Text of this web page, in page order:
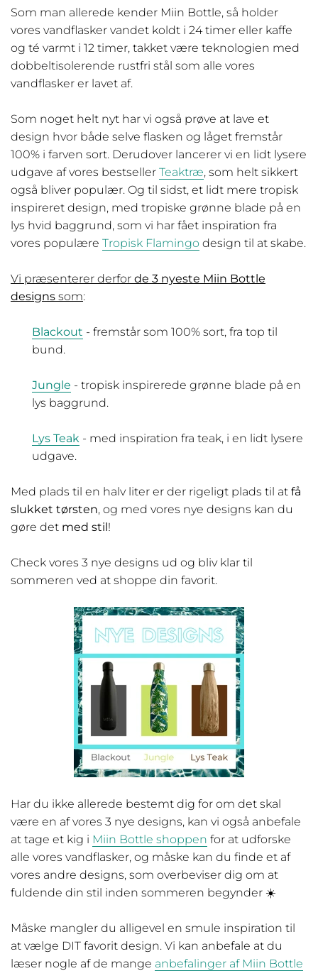
Som man allerede kender Miin Bottle, så holder
vores vandflasker vandet koldt i 24 timer eller kaffe
og té varmt i 12 timer, takket være teknologien med
dobbeltisolerende rustfri stål som alle vores
vandflasker er lavet af.
Som noget helt nyt har vi også prøve at lave et
design hvor både selve flasken og låget fremstår
100% i farven sort. Derudover lancerer vi en lidt lysere
udgave af vores bestseller Teaktræ, som helt sikkert
også bliver populær. Og til sidst, et lidt mere tropisk
inspireret design, med tropiske grønne blade på en
lys hvid baggrund, som vi har fået inspiration fra
vores populære Tropisk Flamingo design til at skabe.
Vi præsenterer derfor de 3 nyeste Miin Bottle
designs som:
Blackout - fremstår som 100% sort, fra top til
bund.
Jungle - tropisk inspirerede grønne blade på en
lys baggrund.
Lys Teak - med inspiration fra teak, i en lidt lysere
udgave.
Med plads til en halv liter er der rigeligt plads til at få
slukket tørsten, og med vores nye designs kan du
gøre det med stil!
Check vores 3 nye designs ud og bliv klar til
sommeren ved at shoppe din favorit.
Har du ikke allerede bestemt dig for om det skal
være en af vores 3 nye designs, kan vi også anbefale
at tage et kig i Miin Bottle shoppen for at udforske
alle vores vandflasker, og måske kan du finde et af
vores andre designs, som overbeviser dig om at
fuldende din stil inden sommeren begynder ☀️
Måske mangler du alligevel en smule inspiration til
at vælge DIT favorit design. Vi kan anbefale at du
læser nogle af de mange anbefalinger af Miin Bottle